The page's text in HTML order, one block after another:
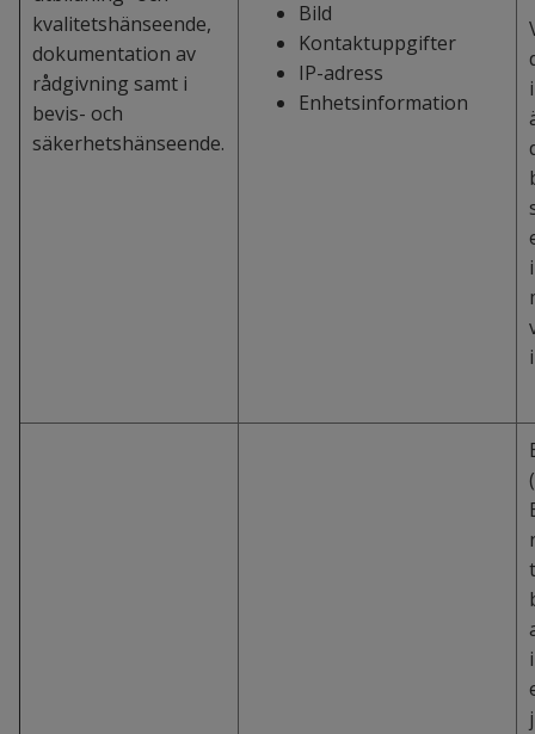
kvalitetshänseende,
dokumentation av
rådgivning samt i
bevis- och
säkerhetshänseende.
Bild
Kontaktuppgifter
IP-adress
Enhetsinformation